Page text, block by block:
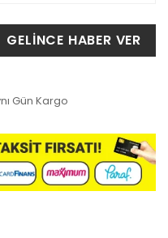
GELİNCE HABER VER
Gün Kargo